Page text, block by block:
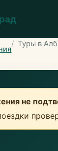
Туры в
не